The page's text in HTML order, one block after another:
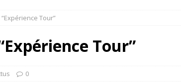
GTi : naissance d’une légende
: Honda dévoile un spot publicitaire… confiné!
reprennent bientôt…
: Oui, les français vont parfois trop loin.
Tour”
Tour”
0